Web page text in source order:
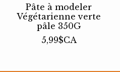
Pâte à modeler
Végétarienne verte
pâle 350G
5,99$CA